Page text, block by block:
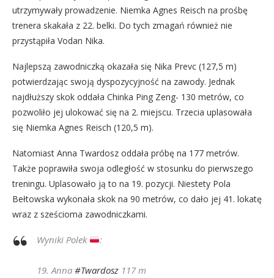
utrzymywały prowadzenie. Niemka Agnes Reisch na prośbę
trenera skakała z 22. belki. Do tych zmagań również nie
przystąpiła Vodan Nika.
Najlepszą zawodniczką okazała się Nika Prevc (127,5 m)
potwierdzając swoją dyspozycyjność na zawody. Jednak
najdłuższy skok oddała Chinka Ping Zeng- 130 metrów, co
pozwoliło jej ulokować się na 2. miejscu. Trzecia uplasowała
się Niemka Agnes Reisch (120,5 m).
Natomiast Anna Twardosz oddała próbę na 177 metrów.
Także poprawiła swoja odległość w stosunku do pierwszego
treningu. Uplasowało ją to na 19. pozycji. Niestety Pola
Bełtowska wykonała skok na 90 metrów, co dało jej 41. lokatę
wraz z sześcioma zawodniczkami.
Wyniki Polek :
19. Anna #Twardosz 117 m